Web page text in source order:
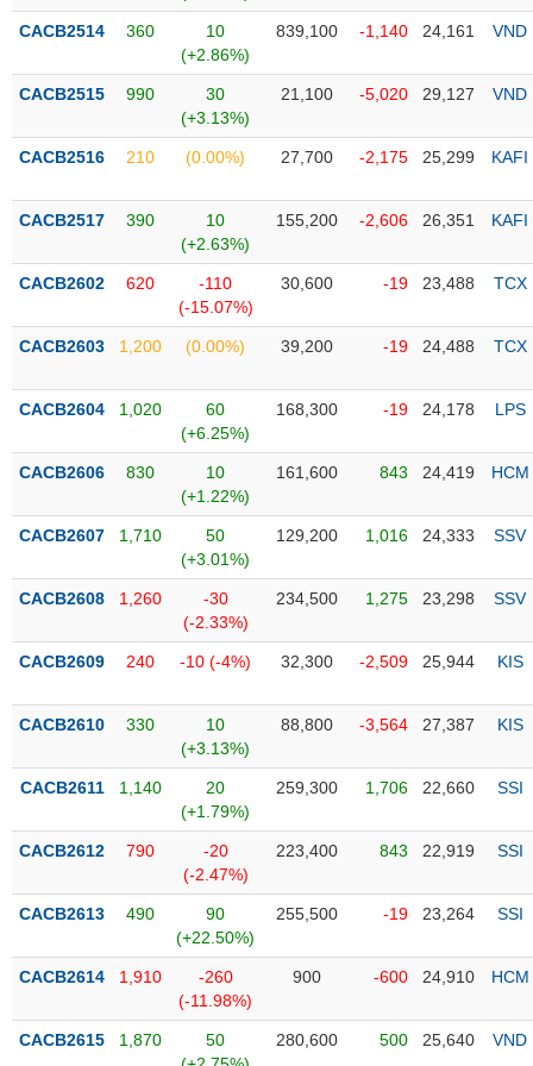
Trạng
cổ
Quy
thị
Niêm
Niêm
mới
yết
bổ
Hủy
biệt
được
ký
Danh
phiếu
tiết
CACB2514 360
10
(+2.86%)
839,100 -1,140 24,161 VND
CACB2515 990
30
(+3.13%)
21,100 -5,020 29,127 VND
CACB2516 210 (0.00%) 27,700 -2,175 25,299 KAFI
CACB2517 390
10
(+2.63%)
155,200 -2,606 26,351 KAFI
CACB2602 620
-110
(-15.07%)
30,600 -19 23,488 TCX
CACB2603 1,200 (0.00%) 39,200 -19 24,488 TCX
CACB2604 1,020
60
(+6.25%)
168,300 -19 24,178 LPS
CACB2606 830
10
(+1.22%)
161,600 843 24,419 HCM
CACB2607 1,710
50
(+3.01%)
129,200 1,016 24,333 SSV
CACB2608 1,260
-30
(-2.33%)
234,500 1,275 23,298 SSV
CACB2609 240 -10 (-4%) 32,300 -2,509 25,944 KIS
CACB2610 330
10
(+3.13%)
88,800 -3,564 27,387 KIS
CACB2611 1,140
20
(+1.79%)
259,300 1,706 22,660 SSI
CACB2612 790
-20
(-2.47%)
223,400 843 22,919 SSI
CACB2613 490
90
(+22.50%)
255,500 -19 23,264 SSI
CACB2614 1,910
-260
(-11.98%)
900 -600 24,910 HCM
CACB2615 1,870
50
280,600 500 25,640 VND
NGÀNH
CỔ
PHÁI
PHIẾU
CÔNG
CỤ
XUẤT
LIỆU
MỚI
(-)